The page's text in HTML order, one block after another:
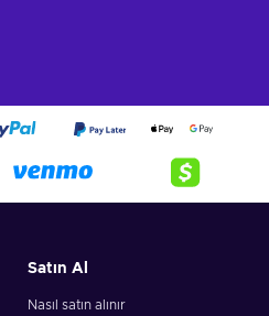
Satın Al
Nasıl satın alınır